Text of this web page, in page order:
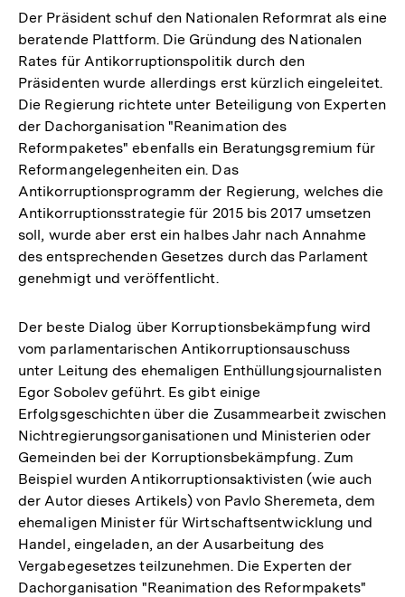
Der Präsident schuf den Nationalen Reformrat als eine
beratende Plattform. Die Gründung des Nationalen
Rates für Antikorruptionspolitik durch den
Präsidenten wurde allerdings erst kürzlich eingeleitet.
Die Regierung richtete unter Beteiligung von Experten
der Dachorganisation "Reanimation des
Reformpaketes" ebenfalls ein Beratungsgremium für
Reformangelegenheiten ein. Das
Antikorruptionsprogramm der Regierung, welches die
Antikorruptionsstrategie für 2015 bis 2017 umsetzen
soll, wurde aber erst ein halbes Jahr nach Annahme
des entsprechenden Gesetzes durch das Parlament
genehmigt und veröffentlicht.
Der beste Dialog über Korruptionsbekämpfung wird
vom parlamentarischen Antikorruptionsauschuss
unter Leitung des ehemaligen Enthüllungsjournalisten
Egor Sobolev geführt. Es gibt einige
Erfolgsgeschichten über die Zusammearbeit zwischen
Nichtregierungsorganisationen und Ministerien oder
Gemeinden bei der Korruptionsbekämpfung. Zum
Beispiel wurden Antikorruptionsaktivisten (wie auch
der Autor dieses Artikels) von Pavlo Sheremeta, dem
ehemaligen Minister für Wirtschaftsentwicklung und
Handel, eingeladen, an der Ausarbeitung des
Vergabegesetzes teilzunehmen. Die Experten der
Dachorganisation "Reanimation des Reformpakets"